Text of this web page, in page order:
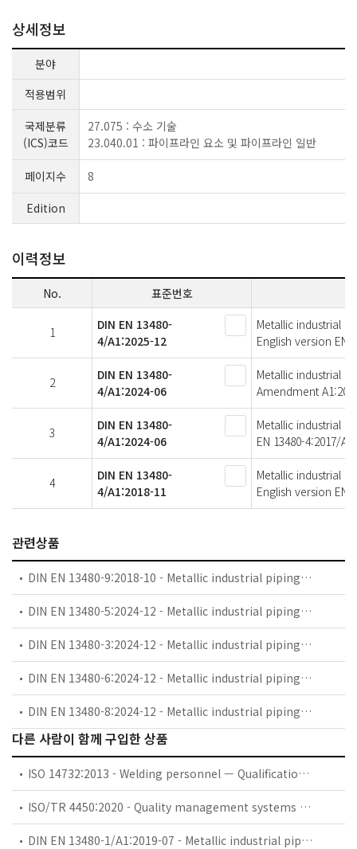
상세정보
분야
적용범위
국제분류
(ICS)코드
27.075 : 수소 기술
23.040.01 : 파이프라인 요소 및 파이프라인 일반
페이지수
8
Edition
이력정보
No. 표준번호
1
DIN EN 13480-
4/A1:2025-12
Metallic industrial
English version EN
2
DIN EN 13480-
4/A1:2024-06
Metallic industrial
Amendment
3
DIN EN 13480-
4/A1:2024-06
Metallic industrial
EN 13480-4:2017/
4
DIN EN 13480-
4/A1:2018-11
Metallic industrial
English version EN
관련상품
DIN EN 13480-9:2018-10 - Metallic industrial piping - Part 9: Additional requirements for nickel and nickel alloys piping; German and English version prEN 13480-9:2018
DIN EN 13480-5:2024-12 - Metallic industrial piping - Part 5: Inspection and testing; German version EN 13480-5:2024
DIN EN 13480-3:2024-12 - Metallic industrial piping - Part 3: Design and calculation
DIN EN 13480-6:2024-12 - Metallic industrial piping - Part 6: Additional requirements for buried piping
DIN EN 13480-8:2024-12 - Metallic industrial piping - Part 8: Additional requirements for aluminium and aluminium alloy piping
다른 사람이 함께 구입한 상품
ISO 14732:2013 - Welding personnel — Qualification testing of welding operators and weld setters for mechanized and automatic welding of metallic materials
ISO/TR 4450:2020 - Quality management systems — Guidance for the application of ISO 19443:2018
DIN EN 13480-1/A1:2019-07 - Metallic industrial piping - Part 1: General (includes Amendment A1:2019)